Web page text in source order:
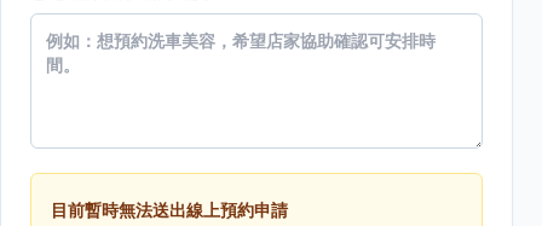
目前暫時無法送出線上預約申請